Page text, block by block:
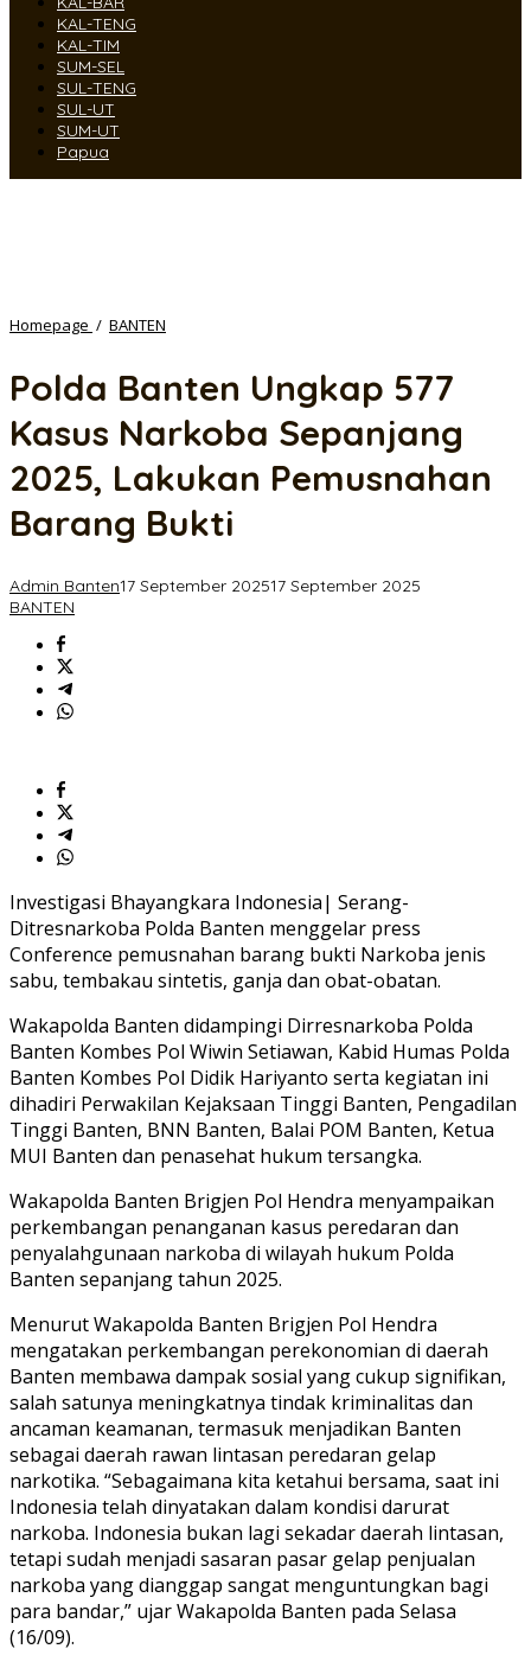
KAL-TENG
KAL-TIM
SUM-SEL
SUL-TENG
SUL-UT
SUM-UT
Papua
Homepage / BANTEN
577
Narkoba
Sepanjang
2025,
Lakukan
Pemusnahan
Barang
Polda Banten Ungkap 577
Kasus Narkoba Sepanjang
2025, Lakukan Pemusnahan
Barang Bukti
Admin Banten17 September 202517 September 2025
BANTEN
Investigasi Bhayangkara Indonesia| Serang-
Ditresnarkoba Polda Banten menggelar press
Conference pemusnahan barang bukti Narkoba jenis
sabu, tembakau sintetis, ganja dan obat-obatan.
Wakapolda Banten didampingi Dirresnarkoba Polda
Banten Kombes Pol Wiwin Setiawan, Kabid Humas Polda
Banten Kombes Pol Didik Hariyanto serta kegiatan ini
dihadiri Perwakilan Kejaksaan Tinggi Banten, Pengadilan
Tinggi Banten, BNN Banten, Balai POM Banten, Ketua
MUI Banten dan penasehat hukum tersangka.
Wakapolda Banten Brigjen Pol Hendra menyampaikan
perkembangan penanganan kasus peredaran dan
penyalahgunaan narkoba di wilayah hukum Polda
Banten sepanjang tahun 2025.
Menurut Wakapolda Banten Brigjen Pol Hendra
mengatakan perkembangan perekonomian di daerah
Banten membawa dampak sosial yang cukup signifikan,
salah satunya meningkatnya tindak kriminalitas dan
ancaman keamanan, termasuk menjadikan Banten
sebagai daerah rawan lintasan peredaran gelap
narkotika. “Sebagaimana kita ketahui bersama, saat ini
Indonesia telah dinyatakan dalam kondisi darurat
narkoba. Indonesia bukan lagi sekadar daerah lintasan,
tetapi sudah menjadi sasaran pasar gelap penjualan
narkoba yang dianggap sangat menguntungkan bagi
para bandar,” ujar Wakapolda Banten pada Selasa
(16/09).